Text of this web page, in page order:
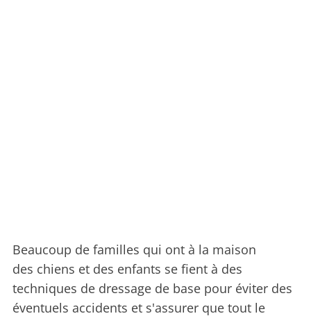
Beaucoup de familles qui ont à la maison
des chiens et des enfants se fient à des
techniques de dressage de base pour éviter des
éventuels accidents et s'assurer que tout le